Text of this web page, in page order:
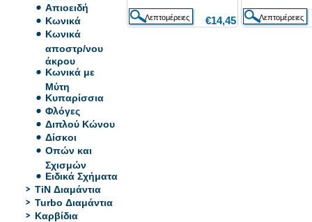
Απιοειδή
Κωνικά
Κωνικά
αποστρ/νου
άκρου
Κωνικά με
Μύτη
Κυπαρίσσια
Φλόγες
Διπλού Κώνου
Δίσκοι
Οπών και
Σχισμών
Ειδικά Σχήματα
TiN Διαμάντια
Turbo Διαμάντια
Καρβίδια
€14,45